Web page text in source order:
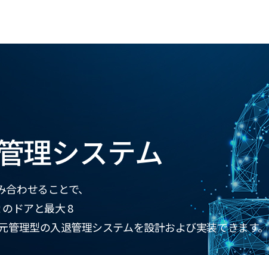
理システム
わせることで、
ドアと最大 8
管理型の入退管理システムを設計および実装できます。